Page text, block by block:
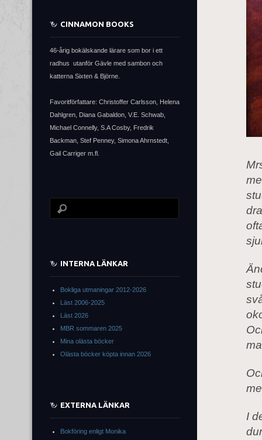
I
CINNAMON BOOKS
46-årig bokälskande lärare som bor i ett
radhus utanför Gävle med sambon och
katterna Sixten & Björne.
Favoritförfattare: Christoffer Carlsson, Helena
Dahlgren, Diana Gabaldon, V.E. Schwab,
Michael Connelly, S.A Cosby, Fredrik
Backman, Stef Penney, Simona Ahrnstedt,
Gail Carriger m.fl.
INTERNA LÄNKAR
Bokliga utmaningar 2012-2026
Läst 2006-2025
Läst 2026
MBR sommaren 2025
Mina olästa böcker
Olästa böcker köpta innan 2026
EXTERNA LÄNKAR
Bokföring enligt Monika